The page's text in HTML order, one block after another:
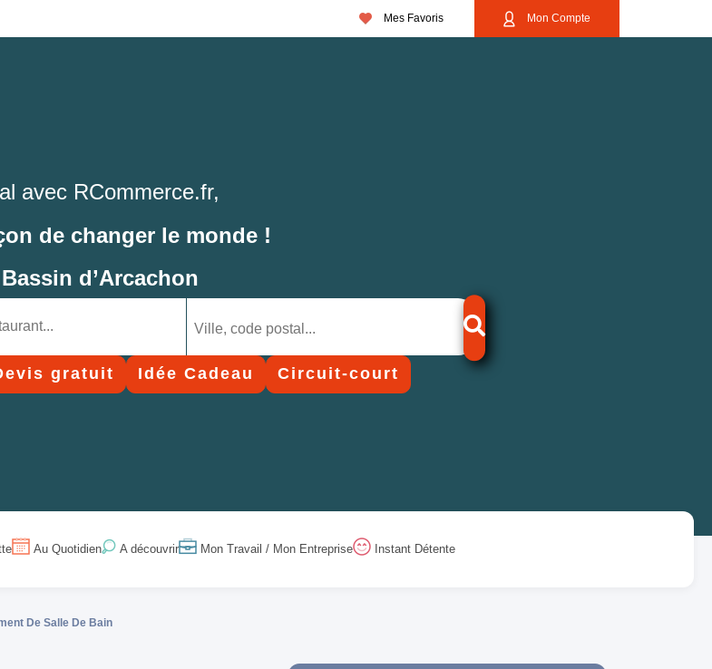
Mes Favoris Mon Compte
avec RCommerce.fr,
de changer le monde !
d’Arcachon
gratuit Idée Cadeau Circuit-court
Au Quotidien A découvrir Mon Travail / Mon Entreprise Instant Détente
De Salle De Bain